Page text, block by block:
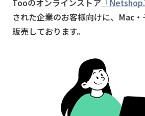
Tooのオンラインストア 「
された企業のお客様向けに、Mac
販売しております。